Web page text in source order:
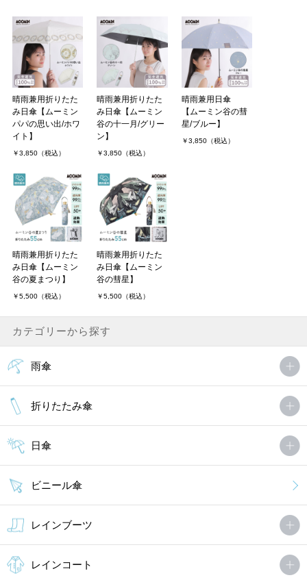
晴雨兼用折りたた
み日傘【ムーミン
パパの思い出/ホワ
イト】
￥3,850（税込）
晴雨兼用折りたた
み日傘【ムーミン
谷の十一月/グリー
ン】
￥3,850（税込）
晴雨兼用日傘
【ムーミン谷の彗
星/ブルー】
￥3,850（税込）
晴雨兼用折りたた
み日傘【ムーミン
谷の夏まつり】
￥5,500（税込）
晴雨兼用折りたた
み日傘【ムーミン
谷の彗星】
￥5,500（税込）
カテゴリーから探す
雨傘
折りたたみ傘
日傘
ビニール傘
レインブーツ
レインコート